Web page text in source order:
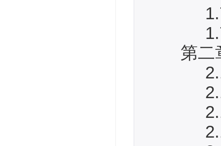
1.7.2
1.7.3
第二章
2.1
2.1.1
2.1.2
2.1.3